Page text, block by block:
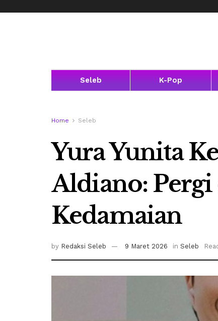
Seleb K-Pop
Home Seleb
Yura Yunita
Aldiano:
Kedamaian
by Redaksi Seleb 9 Maret 2026 in Seleb